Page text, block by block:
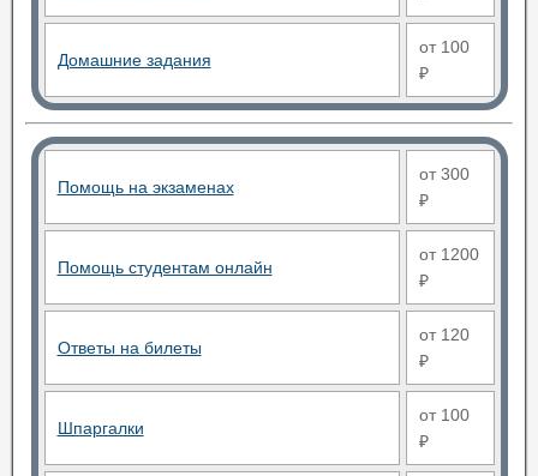
Домашние задания
от 100
₽
Помощь на экзаменах
от 300
₽
Помощь студентам онлайн
от 1200
₽
Ответы на билеты
от 120
₽
Шпаргалки
от 100
₽